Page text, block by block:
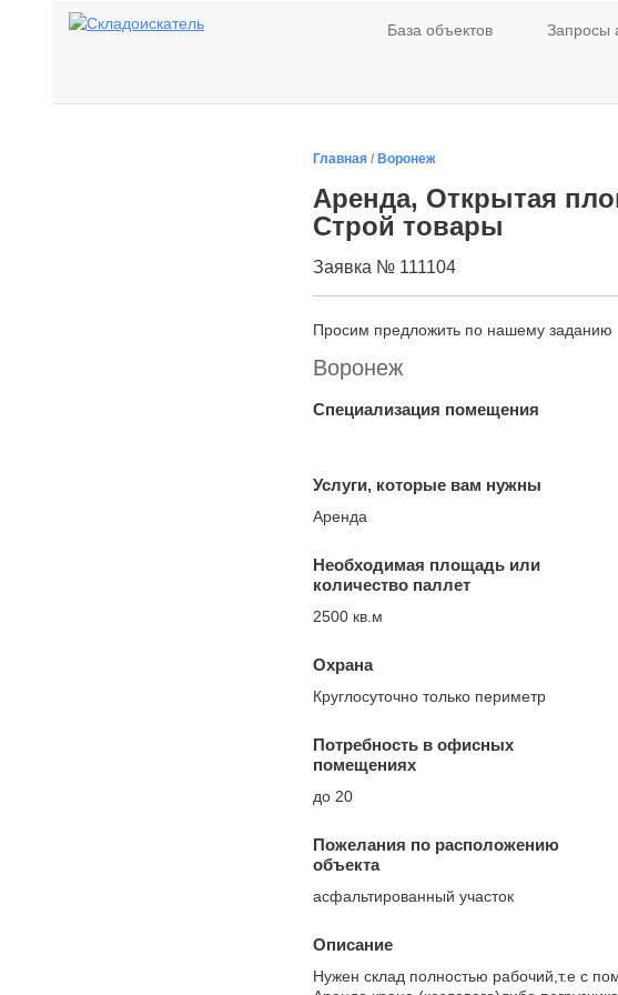
База объектов Запросы
Главная / Воронеж
Аренда, Открытая
Строй товары
Заявка № 111104
Просим предложить по нашему заданию
Воронеж
Специализация помещения
Услуги, которые вам нужны
Аренда
Необходимая площадь или
количество паллет
2500 кв.м
Охрана
Круглосуточно только периметр
Потребность в офисных
помещениях
до 20
Пожелания по расположению
объекта
асфальтированный участок
Описание
Нужен склад полностью рабочий,т.е с